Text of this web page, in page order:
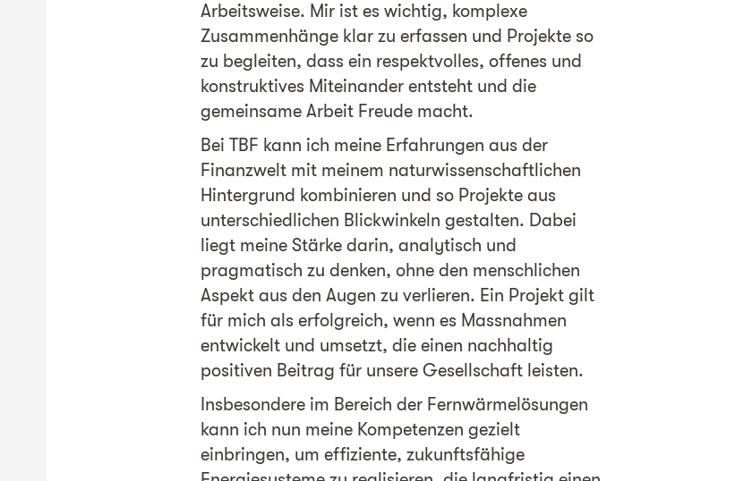
Arbeitsweise. Mir ist es wichtig, komplexe
Zusammenhänge klar zu erfassen und Projekte so
zu begleiten, dass ein respektvolles, offenes und
konstruktives Miteinander entsteht und die
gemeinsame Arbeit Freude macht.
Bei TBF kann ich meine Erfahrungen aus der
Finanzwelt mit meinem naturwissenschaftlichen
Hintergrund kombinieren und so Projekte aus
unterschiedlichen Blickwinkeln gestalten. Dabei
liegt meine Stärke darin, analytisch und
pragmatisch zu denken, ohne den menschlichen
Aspekt aus den Augen zu verlieren. Ein Projekt gilt
für mich als erfolgreich, wenn es Massnahmen
entwickelt und umsetzt, die einen nachhaltig
positiven Beitrag für unsere Gesellschaft leisten.
Insbesondere im Bereich der Fernwärmelösungen
kann ich nun meine Kompetenzen gezielt
einbringen, um effiziente, zukunftsfähige